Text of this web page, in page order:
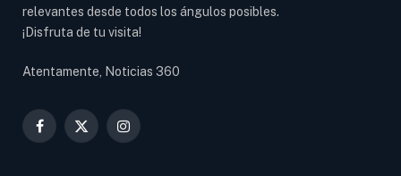
relevantes desde todos los ángulos posibles.
¡Disfruta de tu visita!
Atentamente, Noticias 360
Facebook
X
Instagram